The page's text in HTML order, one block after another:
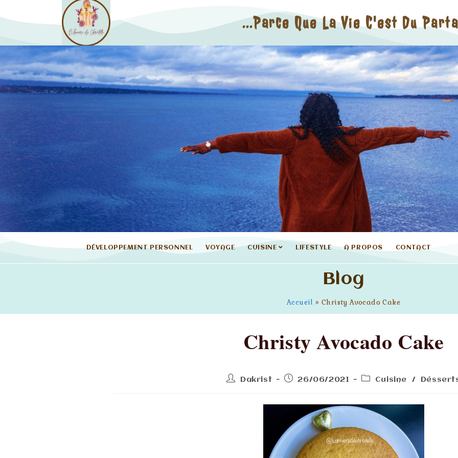
...parce Que La Vie C'est Du
DÉVELOPPEMENT PERSONNEL VOYAGE CUISINE LIFESTYLE A PROPOS CONTACT
Blog
Accueil » Christy Avocado Cake
Christy Avocado Cake
Dakrist 26/06/2021 Cuisine /